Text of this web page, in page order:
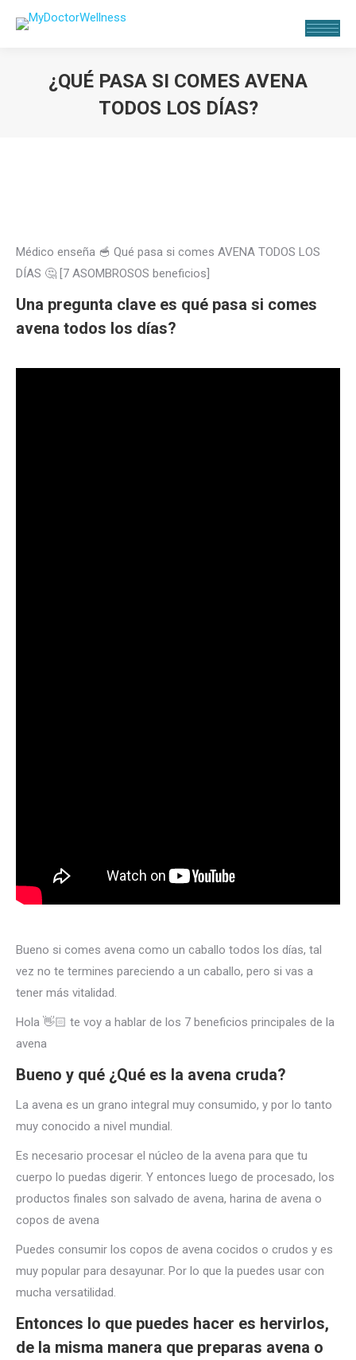
¿QUÉ PASA SI COMES AVENA
TODOS LOS DÍAS?
Médico enseña 🥣 Qué pasa si comes AVENA TODOS LOS
DÍAS 🤔 [7 ASOMBROSOS beneficios]
Una pregunta clave es qué pasa si comes
avena todos los días?
Bueno si comes avena como un caballo todos los días, tal
vez no te termines pareciendo a un caballo, pero si vas a
tener más vitalidad.
Hola 👋🏻 te voy a hablar de los 7 beneficios principales de la
avena
Bueno y qué ¿Qué es la avena cruda?
La avena es un grano integral muy consumido, y por lo tanto
muy conocido a nivel mundial.
Es necesario procesar el núcleo de la avena para que tu
cuerpo lo puedas digerir. Y entonces luego de procesado, los
productos finales son salvado de avena, harina de avena o
copos de avena
Puedes consumir los copos de avena cocidos o crudos y es
muy popular para desayunar. Por lo que la puedes usar con
mucha versatilidad.
Entonces lo que puedes hacer es hervirlos,
de la misma manera que preparas avena o